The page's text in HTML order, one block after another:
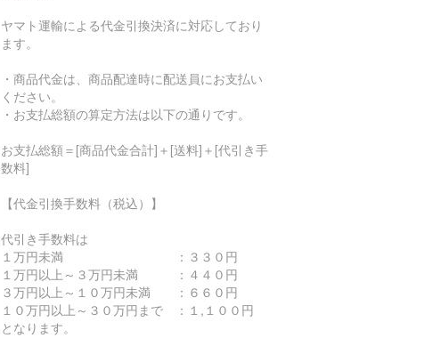
ヤマト運輸による代金引換決済に対応しており
ます。
・商品代金は、商品配達時に配送員にお支払い
ください。
・お支払総額の算定方法は以下の通りです。
お支払総額＝[商品代金合計]＋[送料]＋[代引き手
数料]
【代金引換手数料（税込）】
代引き手数料は
１万円未満 ：３３０円
１万円以上～３万円未満 ：４４０円
３万円以上～１０万円未満 ：６６０円
１０万円以上～３０万円まで ：１,１００円
となります。